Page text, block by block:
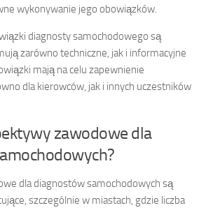
wykonywanie jego obowiązków.
diagnosty samochodowego są
zarówno techniczne, jak i informacyjne
mają na celu zapewnienie
dla kierowców, jak i innych uczestników
zawodowe dla
dla diagnostów samochodowych są
szczególnie w miastach, gdzie liczba